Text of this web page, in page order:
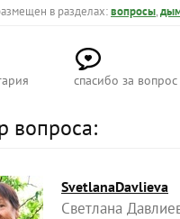
в разделах:вопросы,
спасибо за вопрос
вопроса:
SvetlanaDavlieva
Светлана